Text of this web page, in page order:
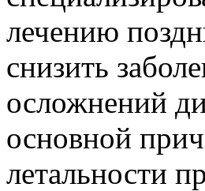
лечению
снизить
осложнений
основной
летальности